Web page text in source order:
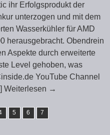
ihr Erfolgsprodukt der
unterzogen und mit dem
Wasserkühler für AMD
herausgebracht. Obendrein
Aspekte durch erweiterte
Level gehoben, was
YouTube Channel
Weiterlesen →
5 6 7